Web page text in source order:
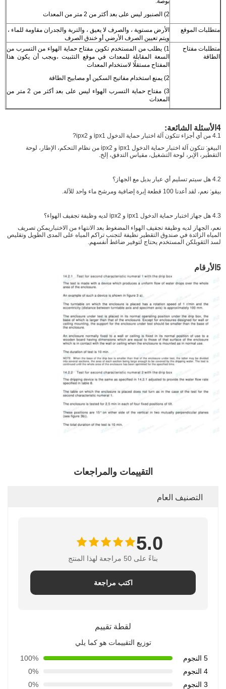
2) الصنبور ليس على بعد أكثر من 2 متر من المعدات
متطلبات الموقع
الأرض مستوية ، والصرف لا يعيق ، والتربة والجدران مقاومة للماء ،
ويتم تعيين الصرف الأرضي أو خندق الصرف
متطلبات مفتاح
الطاقة
1) يطلب من المستخدم تكوين مفتاح حماية الهواء من التسرب من
السعة المقابلة للمعدات في موقع التثبيت ،ويجب أن يكون هذا
المفتاح مستقلًا لاستخدام المعدات
2) يمنع استخدام مفاتيح السكين أو مصابيح الطاقة
3) مفتاح حماية التسرب الهواء ليس على بعد أكثر من 2 متر من
المعدات
4الأسئلة الشائعة:
4.1 من أي أجزاء تتكون آلة اختبار حماية الدخول ipx1 و ipx2?
البيغو: تتكون آلة اختبار حماية الدخول ipx1 و ipx2 من نظام التحكم، الإطار، لوحة
التقطير، الإبر، لوحة التشغيل، مقياس التدفق، إلخ.
4.2 هل سيتم تسليم أي عيار بديل مع الجهاز؟
بيقو: نعم، لقد أعدنا 100 قطعة إبرة إضافية ومرشح ماء واحد للآلة.
4.3 هل جهاز اختبار حماية الدخول ipx1 و ipx2 لديه وظيفة تجفيف الهواء؟
نعم، الجهاز لديه وظيفة تجفيف الهواء المضغوط بعد الانتهاء من الاختباريمكن تصريف
المياه الزائدة في صندوق التقطير نظيفة لتجنب تراكم المياه على المدى الطويل وتقليص
لسد الثقوبلكن المستخدم يحتاج لتوفير ضاغط أنفسهم.
5الأرقام
التقييمات والمراجعات
التصنيف العام
5.0
بناءً على 50 مراجعة لهذا المنتج
اكتب مراجعة
لقطة تقييم
توزيع التقييمات هو كما يلي
5 النجوم
100%
4 النجوم
0%
3 النجوم
0%